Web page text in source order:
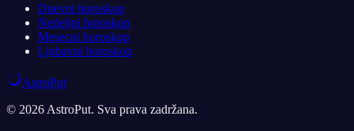
Dnevni horoskop
Nedeljni horoskop
Mesecni horoskop
Ljubavni horoskop
AstroPut
© 2026 AstroPut. Sva prava zadržana.